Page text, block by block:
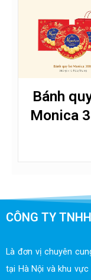
Bánh
Monica
CÔNG TY
Là đơn vị chuyên
tại Hà Nội và khu